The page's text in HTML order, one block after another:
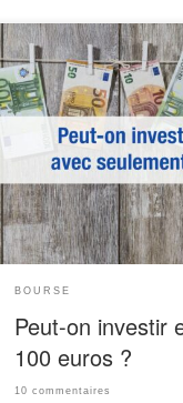
question d’un
des actions
les plus
épargnants qui
l’investissement en
avec 100 euros ?
oui ! Investir en […]
BOURSE
Peut-on investir
100 euros ?
10 commentaires